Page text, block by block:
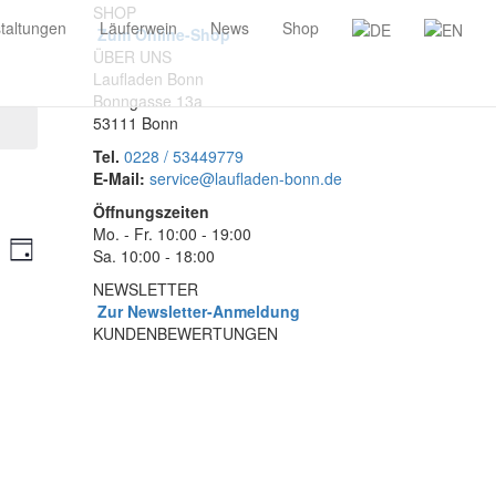
Läuferwein News Shop
Veranstaltung
Ansichten-
Navigation
Tag
SHOP
Zum Online-Shop
ÜBER UNS
Laufladen Bonn
Bonngasse 13a
53111 Bonn
Tel. 0228 / 53449779
E-Mail: service@laufladen-bonn.de
Öffnungszeiten
Mo. - Fr. 10:00 - 19:00
Sa. 10:00 - 18:00
NEWSLETTER
Zur Newsletter-Anmeldung
KUNDENBEWERTUNGEN